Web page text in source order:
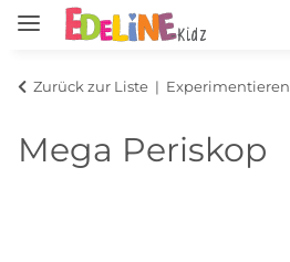
Zurück zur Liste
Mega Periskop